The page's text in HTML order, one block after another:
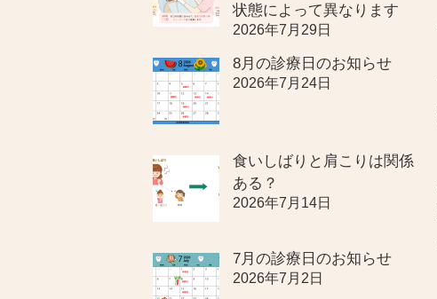
状態によって異なります
2026年7月29日
8月の診療日のお知らせ
2026年7月24日
食いしばりと肩こりは関係
ある？
2026年7月14日
7月の診療日のお知らせ
2026年7月2日